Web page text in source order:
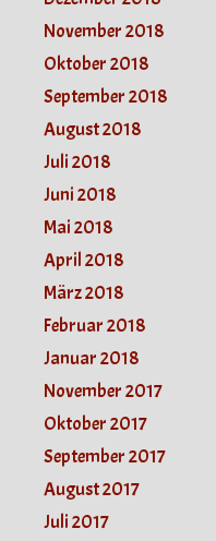
November 2018
Oktober 2018
September 2018
August 2018
Juli 2018
Juni 2018
Mai 2018
April 2018
März 2018
Februar 2018
Januar 2018
November 2017
Oktober 2017
September 2017
August 2017
Juli 2017